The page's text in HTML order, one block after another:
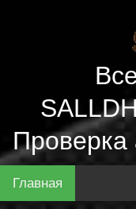
Проверка
Главная